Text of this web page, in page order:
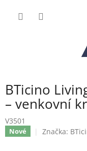
BTicino
– venkovní
V3501
Nové Značka: